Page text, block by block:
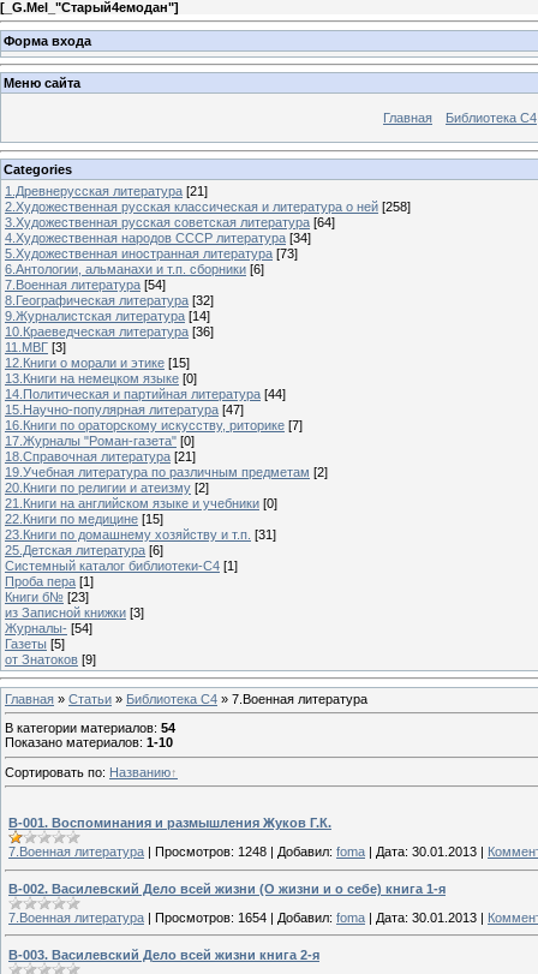
[ _G.Mel_"Старый4емодан"]
Форма входа
Меню сайта
Главная Библиотека С4
Categories
1.Древнерусская литература [21]
2.Художественная русская классическая и литература о ней [258]
3.Художественная русская советская литература [64]
4.Художественная народов СССР литература [34]
5.Художественная иностранная литература [73]
6.Антологии, альманахи и т.п. сборники [6]
7.Военная литература [54]
8.Географическая литература [32]
9.Журналистская литература [14]
10.Краеведческая литература [36]
11.МВГ [3]
12.Книги о морали и этике [15]
13.Книги на немецком языке [0]
14.Политическая и партийная литература [44]
15.Научно-популярная литература [47]
16.Книги по ораторскому искусству, риторике [7]
17.Журналы "Роман-газета" [0]
18.Справочная литература [21]
19.Учебная литература по различным предметам [2]
20.Книги по религии и атеизму [2]
21.Книги на английском языке и учебники [0]
22.Книги по медицине [15]
23.Книги по домашнему хозяйству и т.п. [31]
25.Детская литература [6]
Системный каталог библиотеки-C4 [1]
Проба пера [1]
Книги б№ [23]
из Записной книжки [3]
Журналы- [54]
Газеты [5]
от Знатоков [9]
Главная » Статьи » Библиотека C4 » 7.Военная литература
В категории материалов: 54
Показано материалов: 1-10
Сортировать по: Названию
В-001. Воспоминания и размышления Жуков Г.К.
7.Военная литература
Просмотров: 1248 Добавил: foma Дата: 30.01.2013
В-002. Василевский Дело всей жизни (О жизни и о себе) книга 1-я
7.Военная литература | Просмотров: 1654 | Добавил: foma | Дата: 30.01.2013 |
В-003. Василевский Дело всей жизни книга 2-я